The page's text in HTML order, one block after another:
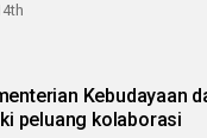
Kebudayaan
peluang kolaborasi